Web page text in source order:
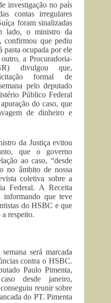
investigação no país
contas irregulares
foram sinalizadas
lado, o ministro da
confirmou que pediu
pasta ocupada por ele
a Procuradoria-
divulgou que,
formal de
pelo deputado
Público Federal
do caso, que
de dinheiro e
da Justiça evitou
que o governo
ao caso, “desde
no âmbito de nossa
coletiva sobre a
Federal. A Receita
informando que teve
do HSBC e que
respeito.
será marcada
contra o HSBC.
Paulo Pimenta,
desde janeiro,
reunir sobre
do PT. Pimenta